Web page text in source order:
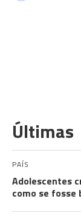
Últimas
PAÍS
Adolescentes
como se fosse